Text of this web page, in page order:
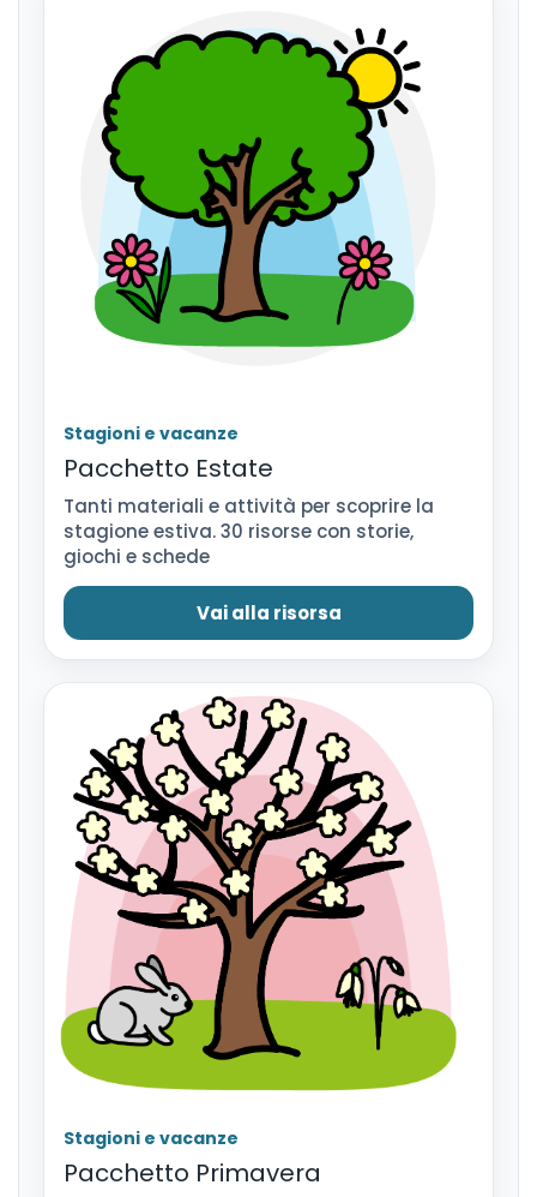
Stagioni e vacanze
Pacchetto Estate
Tanti materiali e attività per scoprire la
stagione estiva. 30 risorse con storie,
giochi e schede
Vai alla risorsa
Stagioni e vacanze
Pacchetto Primavera